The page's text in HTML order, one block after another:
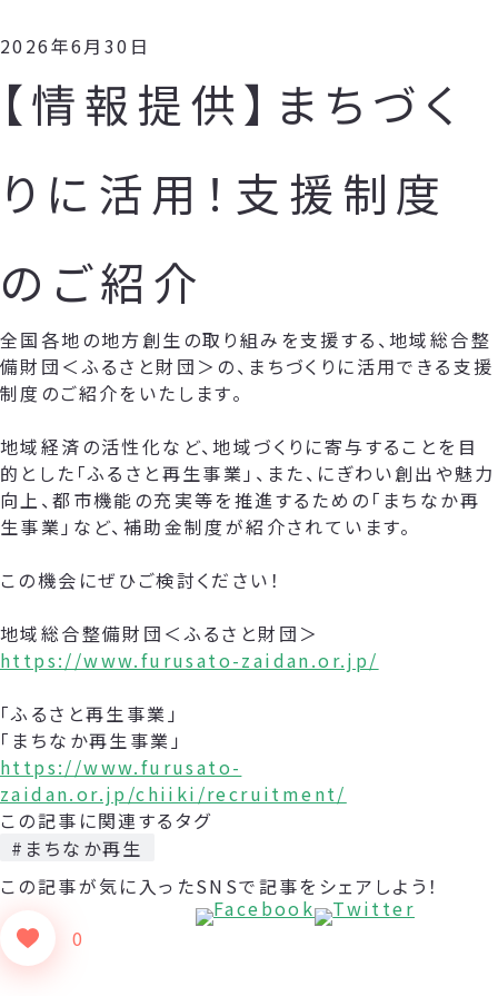
2026年6月30日
【情報提供】まちづく
りに活用！支援制度
のご紹介
全国各地の地方創生の取り組みを支援する、地域総合整
備財団＜ふるさと財団＞の、まちづくりに活用できる支援
制度のご紹介をいたします。
地域経済の活性化など、地域づくりに寄与することを目
的とした「ふるさと再生事業」、また、にぎわい創出や魅力
向上、都市機能の充実等を推進するための「まちなか再
生事業」など、補助金制度が紹介されています。
この機会にぜひご検討ください！
地域総合整備財団＜ふるさと財団＞
https://www.furusato-zaidan.or.jp/
「ふるさと再生事業」
「まちなか再生事業」
https://www.furusato-
zaidan.or.jp/chiiki/recruitment/
この記事に関連するタグ
#まちなか再生
この記事が気に入った
0
SNSで記事をシェアしよう！